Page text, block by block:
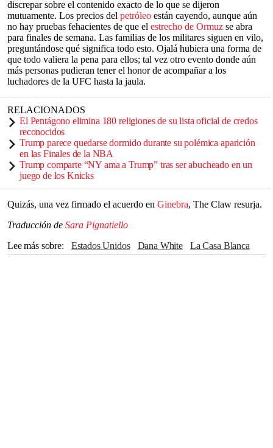
discrepar sobre el contenido exacto de lo que se dijeron
mutuamente. Los precios del petróleo están cayendo, aunque aún
no hay pruebas fehacientes de que el estrecho de Ormuz se abra
para finales de semana. Las familias de los militares siguen en vilo,
preguntándose qué significa todo esto. Ojalá hubiera una forma de
que todo valiera la pena para ellos; tal vez otro evento donde aún
más personas pudieran tener el honor de acompañar a los
luchadores de la UFC hasta la jaula.
RELACIONADOS
El Pentágono elimina 180 religiones de su lista oficial de credos
reconocidos
Trump parece quedarse dormido durante su polémica aparición
en las Finales de la NBA
Trump comparte “NY ama a Trump” tras ser abucheado en un
juego de los Knicks
Quizás, una vez firmado el acuerdo en Ginebra, The Claw resurja.
Traducción de Sara Pignatiello
Lee más sobre
Estados Unidos Dana White
La Casa Blanca